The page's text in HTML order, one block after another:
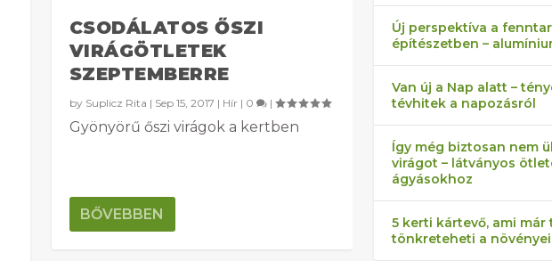
CSODÁLATOS ŐSZI
VIRÁGÖTLETEK
SZEPTEMBERRE
by Suplicz Rita | Sep 15, 2017 | Hír| 0 |
Gyönyörű őszi virágok a kertben
BŐVEBBEN
Új perspektíva a
építészetben –
Van új a Nap alatt –
tévhitek a napozásról
Így még biztosan nem
virágot – látványos
ágyásokhoz
5 kerti kártevő, ami már
tönkreteheti a